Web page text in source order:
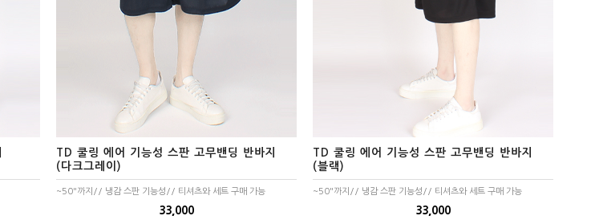
TD 쿨링 에어 기능성 스판 고무밴딩 반바지
(다크그레이)
~50"까지// 냉감 스판 기능성// 티셔츠와 세트 구매 가능
33,000
TD 쿨링 에어 기능성 스판 고무밴딩 반바지
(블랙)
~50"까지// 냉감 스판 기능성// 티셔츠와 세트 구매 가능
33,000